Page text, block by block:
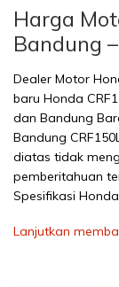
Harga
Bandung
Dealer Motor
baru Honda
dan Bandung
Bandung
diatas tidak
pemberitahuan
Spesifikasi Honda
Lanjutkan